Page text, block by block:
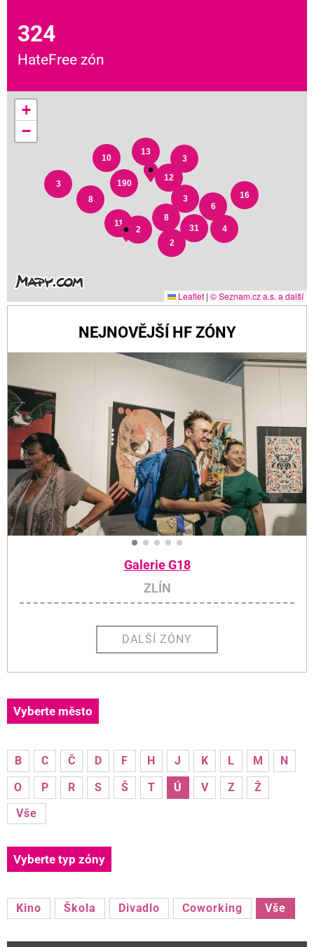
324
HateFree zón
3
2
16
2
6
4
8
31
3
3
13
12
10
8
11
190
+
−
Leaflet | © Seznam.cz a.s. a další
NEJNOVĚJŠÍ HF ZÓNY
Galerie G18
ZLÍN
DALŠÍ ZÓNY
Vyberte město
B C Č D F H J K L M
N
O
P R S Š T Ú V Z
Ž
Vše
Vyberte typ zóny
Kino Škola Divadlo Coworking Vše